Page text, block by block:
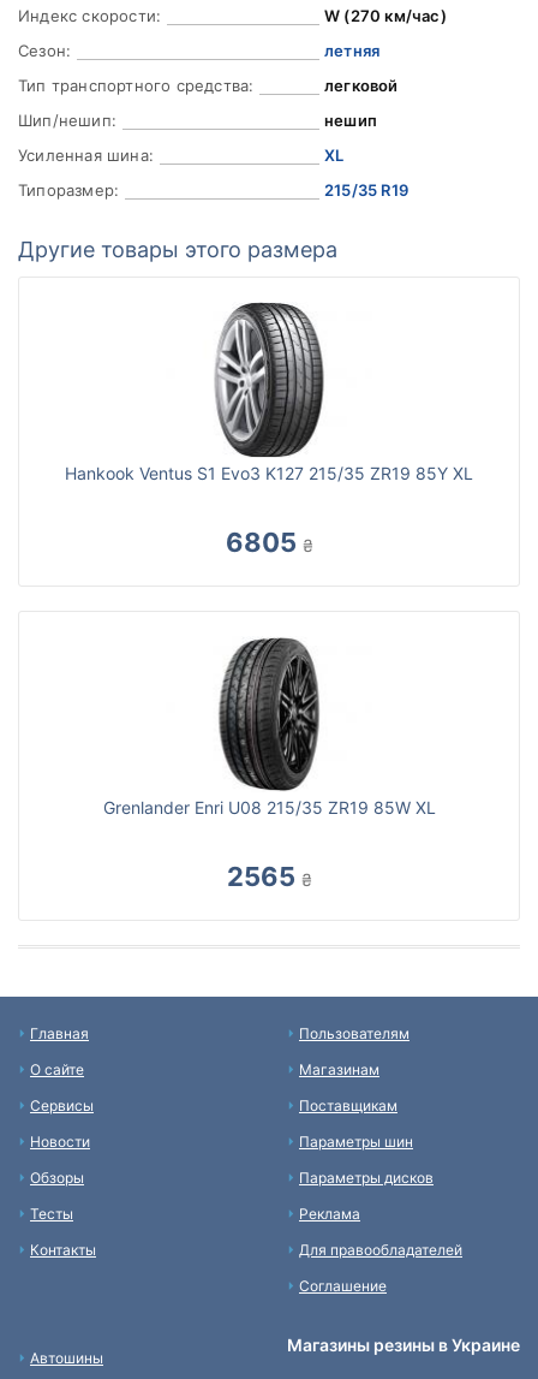
Индекс скорости:
W (270 км/час)
Сезон:
летняя
Тип транспортного средства:
легковой
Шип/нешип:
нешип
Усиленная шина:
XL
Типоразмер:
215/35 R19
Другие товары этого размера
Hankook Ventus S1 Evo3 K127 215/35 ZR19 85Y XL
6805 ₴
Grenlander Enri U08 215/35 ZR19 85W XL
2565 ₴
Главная
О сайте
Сервисы
Новости
Обзоры
Тесты
Контакты
Пользователям
Магазинам
Поставщикам
Параметры шин
Параметры дисков
Реклама
Для правообладателей
Соглашение
Автошины
Магазины резины в Украине